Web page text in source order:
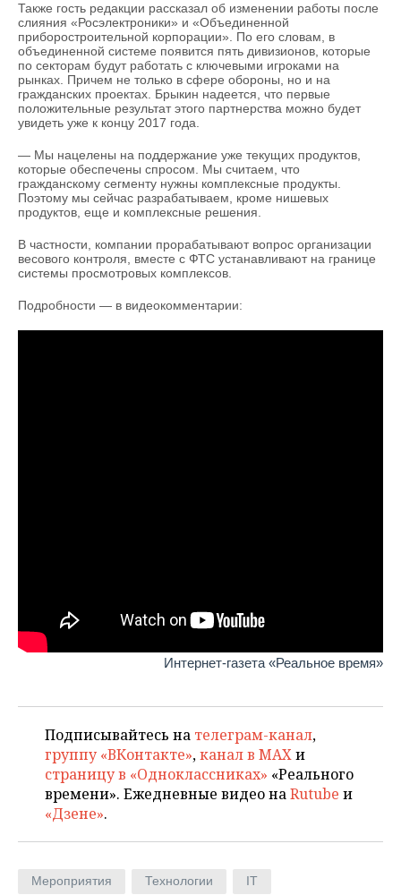
ФИГУРНОЕ КАТАНИЕ
ВОДНЫЕ ВИДЫ СПОРТА
ХОККЕЙ С МЯЧОМ
МЕДИЦИНА
ОБРАЗОВАНИЕ
ПРОИСШЕСТВИЯ
Также гость редакции рассказал об изменении работы после
слияния «Росэлектроники» и «Объединенной
приборостроительной корпорации». По его словам, в
объединенной системе появится пять дивизионов, которые
по секторам будут работать с ключевыми игроками на
рынках. Причем не только в сфере обороны, но и на
гражданских проектах. Брыкин надеется, что первые
положительные результат этого партнерства можно будет
увидеть уже к концу 2017 года.
— Мы нацелены на поддержание уже текущих продуктов,
которые обеспечены спросом. Мы считаем, что
гражданскому сегменту нужны комплексные продукты.
Поэтому мы сейчас разрабатываем, кроме нишевых
продуктов, еще и комплексные решения.
В частности, компании прорабатывают вопрос организации
весового контроля, вместе с ФТС устанавливают на границе
системы просмотровых комплексов.
Подробности — в видеокомментарии:
Интернет-газета «Реальное время»
Подписывайтесь на телеграм-канал,
группу «ВКонтакте»,канал в MAXи
страницу в «Одноклассниках» «Реального
времени». Ежедневные видео наRutube и
«Дзене».
Мероприятия Технологии IT